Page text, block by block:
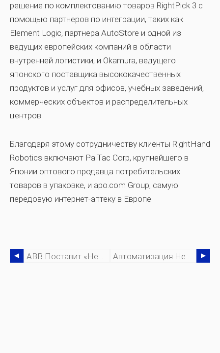
решение по комплектованию товаров RightPick 3 с
помощью партнеров по интеграции, таких как
Element Logic, партнера AutoStore и одной из
ведущих европейских компаний в области
внутренней логистики; и Okamura, ведущего
японского поставщика высококачественных
продуктов и услуг для офисов, учебных заведений,
коммерческих объектов и распределительных
центров.
Благодаря этому сотрудничеству клиенты RightHand
Robotics включают PalTac Corp, крупнейшего в
Японии оптового продавца потребительских
товаров в упаковке, и apo.com Group, самую
передовую интернет-аптеку в Европе.
ABB Поставит «несколько» Роботизированных Систем На Высокоавтоматизированный Завод По Сборке Аккумуляторов … Автоматизация Не Сделает Дальнобойщиков Устаревшими